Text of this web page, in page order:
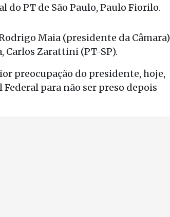
PT de São Paulo, Paulo Fiorilo.
Maia (presidente da Câmara)
Carlos Zarattini (PT-SP).
preocupação do presidente, hoje,
para não ser preso depois